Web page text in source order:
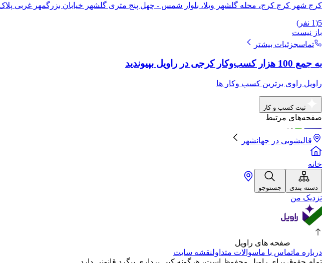
کرج شهر کرج کرج، محله گلشهر ویلا، بلوار شمس - چهل پنج متری گلشهر خیابان بزرگمهر غربی پلاک
5
(
1 نفر)
باز نیست
تماسجزئیات بیشتر
به جمع 100 هزار کسب‌وکار کرجی در راویل بپیوندید
راویل راوی برترین کسب وکار ها
ثبت کسب و کار
صفحه‌های مرتبط
قالیشویی در جهانشهر
خانه
دسته بندی جستوجو
نزدیک من
صفحه های راویل
درباره ماتماس با ماسوالات متداولنقشه سایت